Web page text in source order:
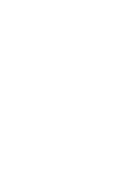
cabello?
gástrica
en el cual el
Actualmente existen